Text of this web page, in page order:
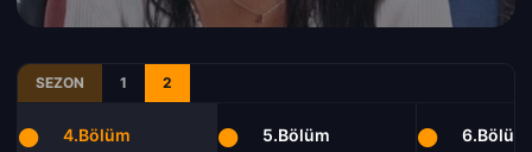
SEZON 1 2
4.Bölüm 5.Bölüm 6.Bölüm